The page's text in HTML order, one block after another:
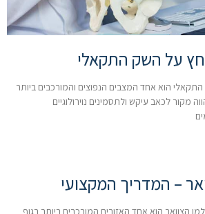
על השק התקאלי
הוא אחד המצבים הנפוצים והמורכבים ביותר
מקור לכאב עיקש ולתסמינים נוירולוגיים
– המדריך המקצועי
הצוואר הוא אחד האזורים המורכבים ביותר בגוף